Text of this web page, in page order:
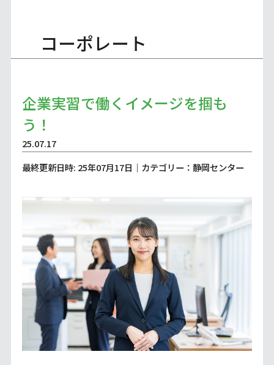
コーポレート
企業実習で働くイメージを掴も
う！
25.07.17
最終更新日時: 25年07月17日｜カテゴリー：静岡センター